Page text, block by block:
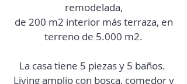
remodelada,
de 200 m2 interior más terraza, en
terreno de 5.000 m2.
La casa tiene 5 piezas y 5 baños.
Living amplio con bosca, comedor y